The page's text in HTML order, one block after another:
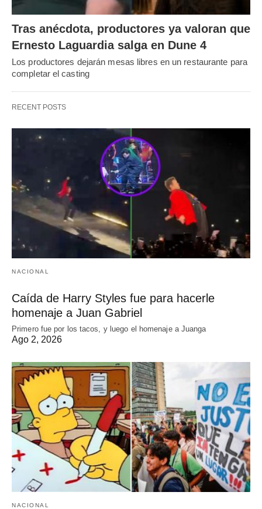
Tras anécdota, productores ya valoran que
Ernesto Laguardia salga en Dune 4
Los productores dejarán mesas libres en un restaurante para
completar el casting
RECENT POSTS
NACIONAL
Caída de Harry Styles fue para hacerle
homenaje a Juan Gabriel
Primero fue por los tacos, y luego el homenaje a Juanga
Ago 2, 2026
NACIONAL